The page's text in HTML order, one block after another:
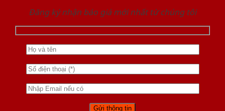
Đăng ký nhận báo giá mới nhất từ chúng tôi